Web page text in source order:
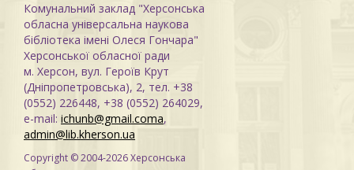
Комунальний заклад "Херсонська
обласна універсальна наукова
бібліотека імені Олеся Гончара"
Херсонської обласної ради
м. Херсон, вул. Героїв Крут
(Дніпропетровська), 2, тел. +38
(0552) 226448, +38 (0552) 264029,
e-mail: ichunb@gmail.coma,
admin@lib.kherson.ua
Copyright © 2004-2026 Херсонська